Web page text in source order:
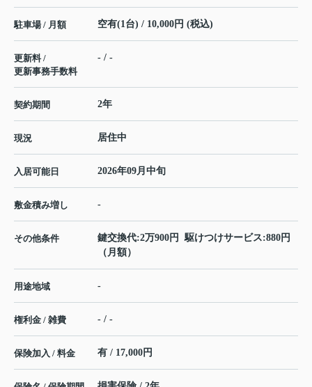
駐車場 / 月額 空有(1台) / 10,000円 (税込)
更新料 /
更新事務手数料
- / -
契約期間 2年
現況 居住中
入居可能日 2026年09月中旬
敷金積み増し -
その他条件
鍵交換代:2万900円 駆けつけサービス:880円
（月額）
用途地域 -
権利金 / 雑費 - / -
保険加入 / 料金 有 / 17,000円